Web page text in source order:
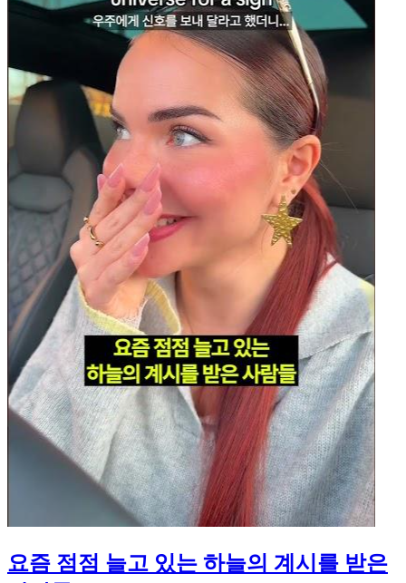
요즘 점점 늘고 있는 하늘의 계시를 받은